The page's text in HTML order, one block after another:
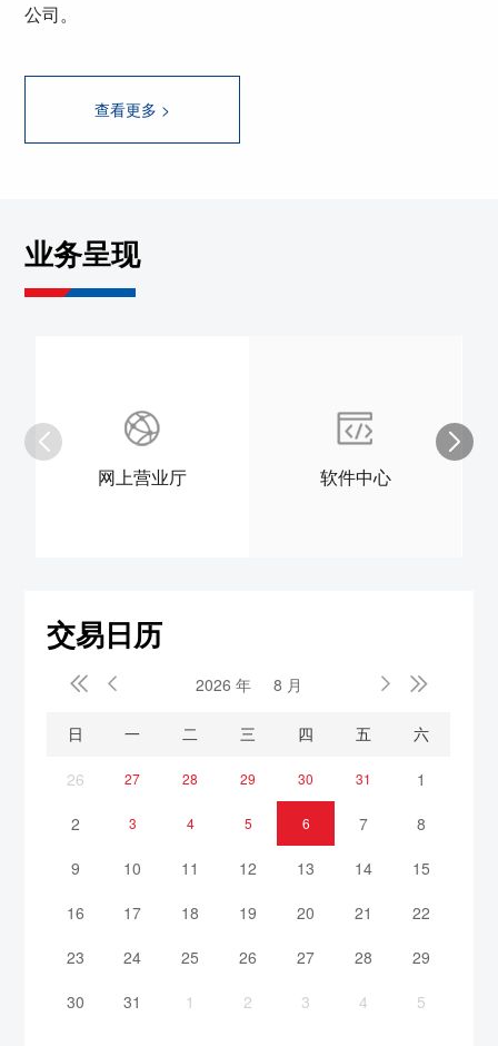
公司。
查看更多 >
业务呈现
网上营业厅 软件中心
交易日历
  2026 年 8 月  
日 一 二 三 四 五 六
26 27 28 29 30 31
1
2
3 4 5 6 7
8
9
10 11 12 13 14
15
16
17 18 19 20 21
22
23
24 25 26 27 28
29
30
31 1 2 3 4 5